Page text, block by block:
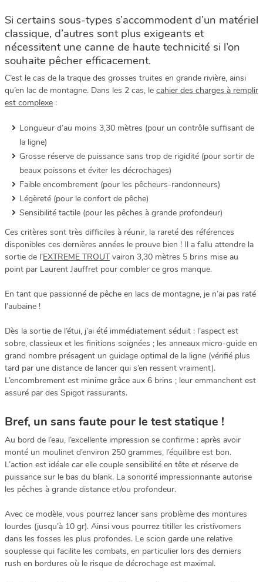
Si certains sous-types s’accommodent d’un matériel
classique, d’autres sont plus exigeants et
nécessitent une canne de haute technicité si l’on
souhaite pêcher efficacement.
C’est le cas de la traque des grosses truites en grande rivière, ainsi
qu’en lac de montagne. Dans les 2 cas, le cahier des charges à remplir
est complexe :
Longueur d’au moins 3,30 mètres (pour un contrôle suffisant de
la ligne)
Grosse réserve de puissance sans trop de rigidité (pour sortir de
beaux poissons et éviter les décrochages)
Faible encombrement (pour les pêcheurs-randonneurs)
Légèreté (pour le confort de pêche)
Sensibilité tactile (pour les pêches à grande profondeur)
Ces critères sont très difficiles à réunir, la rareté des références
disponibles ces dernières années le prouve bien ! Il a fallu attendre la
sortie de l’EXTREME TROUTvairon 3,30 mètres 5 brins mise au
point par Laurent Jauffret pour combler ce gros manque.
En tant que passionné de pêche en lacs de montagne, je n’ai pas raté
l’aubaine !
Dès la sortie de l’étui, j’ai été immédiatement séduit : l’aspect est
sobre, classieux et les finitions soignées ; les anneaux micro-guide en
grand nombre présagent un guidage optimal de la ligne (vérifié plus
tard par une distance de lancer qui s’en ressent vraiment).
L’encombrement est minime grâce aux 6 brins ; leur emmanchent est
assuré par des Spigot rassurants.
Bref, un sans faute pour le test statique !
Au bord de l’eau, l’excellente impression se confirme : après avoir
monté un moulinet d’environ 250 grammes, l’équilibre est bon.
L’action est idéale car elle couple sensibilité en tête et réserve de
puissance sur le bas du blank. La sonorité impressionnante autorise
les pêches à grande distance et/ou profondeur.
Avec ce modèle, vous pourrez lancer sans problème des montures
lourdes (jusqu’à 10 gr). Ainsi vous pourrez titiller les cristivomers
dans les fosses les plus profondes. Le scion garde une relative
souplesse qui facilite les combats, en particulier lors des derniers
rush en bordures où le risque de décrochage est maximal.